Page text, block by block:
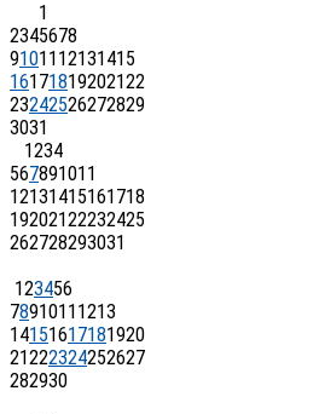
1
2345678
91011 12131415
16171819202122
23242526272829
3031
1234
567891011
12131415161718
19202122232425
262728293031
123456
7891011 1213
14151617181920
21222324252627
282930